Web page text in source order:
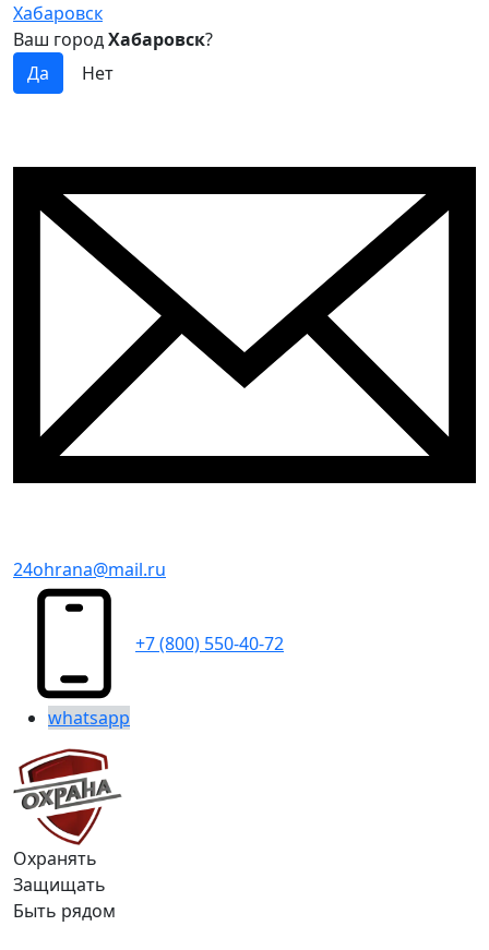
Хабаровск
Ваш городХабаровск?
24ohrana@mail.ru
+7 (800) 550-40-72
whatsapp
Охранять
Защищать
Быть рядом